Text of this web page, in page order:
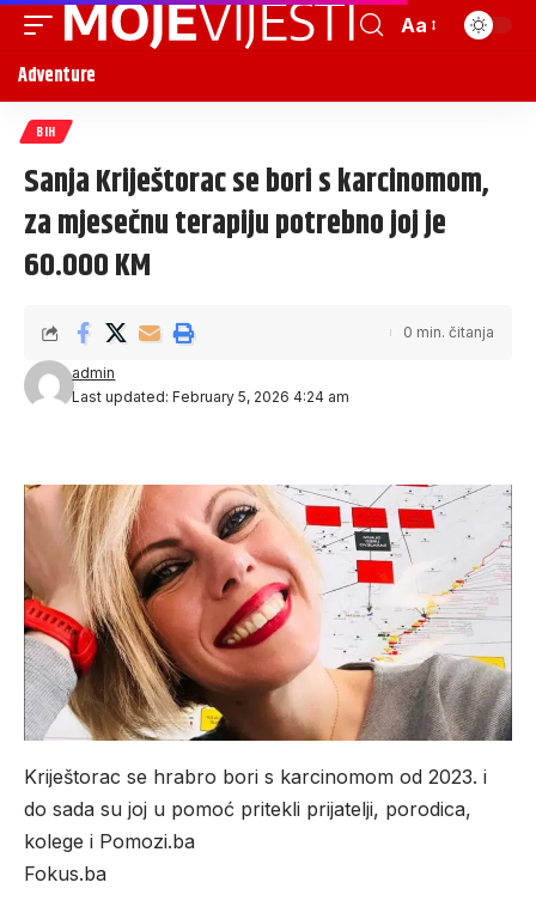
Aa
Adventure
BIH
Sanja Kriještorac se bori s karcinomom,
za mjesečnu terapiju potrebno joj je
60.000 KM
Last updated: February 5, 2026 4:24 am
admin
0 min. čitanja
Kriještorac se hrabro bori s karcinomom od 2023. i
do sada su joj u pomoć pritekli prijatelji, porodica,
kolege i Pomozi.ba
Fokus.ba